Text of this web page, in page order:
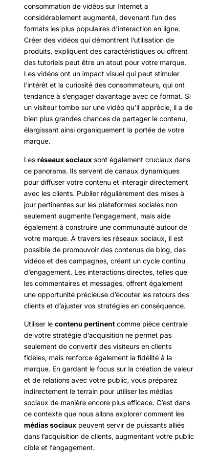
consommation de vidéos sur Internet a
considérablement augmenté, devenant l’un des
formats les plus populaires d’interaction en ligne.
Créer des vidéos qui démontrent l’utilisation de
produits, expliquent des caractéristiques ou offrent
des tutoriels peut être un atout pour votre marque.
Les vidéos ont un impact visuel qui peut stimuler
l’intérêt et la curiosité des consommateurs, qui ont
tendance à s’engager davantage avec ce format. Si
un visiteur tombe sur une vidéo qu’il apprécie, il a de
bien plus grandes chances de partager le contenu,
élargissant ainsi organiquement la portée de votre
marque.
Les réseaux sociaux sont également cruciaux dans
ce panorama. Ils servent de canaux dynamiques
pour diffuser votre contenu et interagir directement
avec les clients. Publier régulièrement des mises à
jour pertinentes sur les plateformes sociales non
seulement augmente l’engagement, mais aide
également à construire une communauté autour de
votre marque. À travers les réseaux sociaux, il est
possible de promouvoir des contenus de blog, des
vidéos et des campagnes, créant un cycle continu
d’engagement. Les interactions directes, telles que
les commentaires et messages, offrent également
une opportunité précieuse d’écouter les retours des
clients et d’ajuster vos stratégies en conséquence.
Utiliser le contenu pertinent comme pièce centrale
de votre stratégie d’acquisition ne permet pas
seulement de convertir des visiteurs en clients
fidèles, mais renforce également la fidélité à la
marque. En gardant le focus sur la création de valeur
et de relations avec votre public, vous préparez
indirectement le terrain pour utiliser les médias
sociaux de manière encore plus efficace. C’est dans
ce contexte que nous allons explorer comment les
médias sociaux peuvent servir de puissants alliés
dans l’acquisition de clients, augmentant votre public
cible et l’engagement.